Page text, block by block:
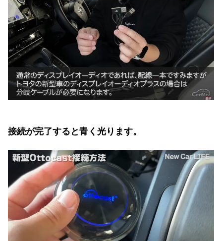
接続が完了すると青く光ります。